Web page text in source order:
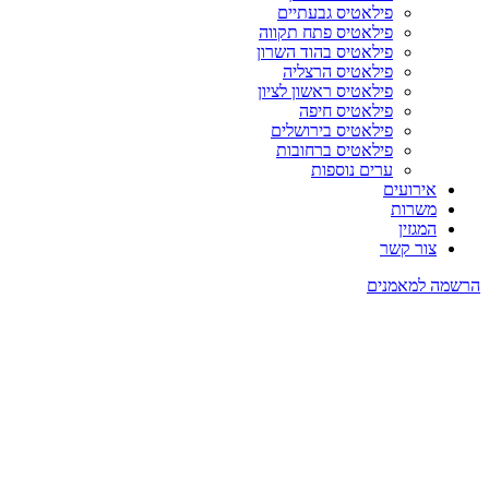
פילאטיס גבעתיים
פילאטיס פתח תקווה
פילאטיס בהוד השרון
פילאטיס הרצליה
פילאטיס ראשון לציון
פילאטיס חיפה
פילאטיס בירושלים
פילאטיס ברחובות
ערים נוספות
אירועים
משרות
המגזין
צור קשר
הרשמה למאמנים